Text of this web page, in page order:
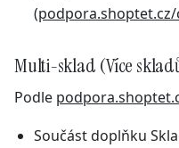
(
Multi-sklad (Více
Podle
Součást doplňku